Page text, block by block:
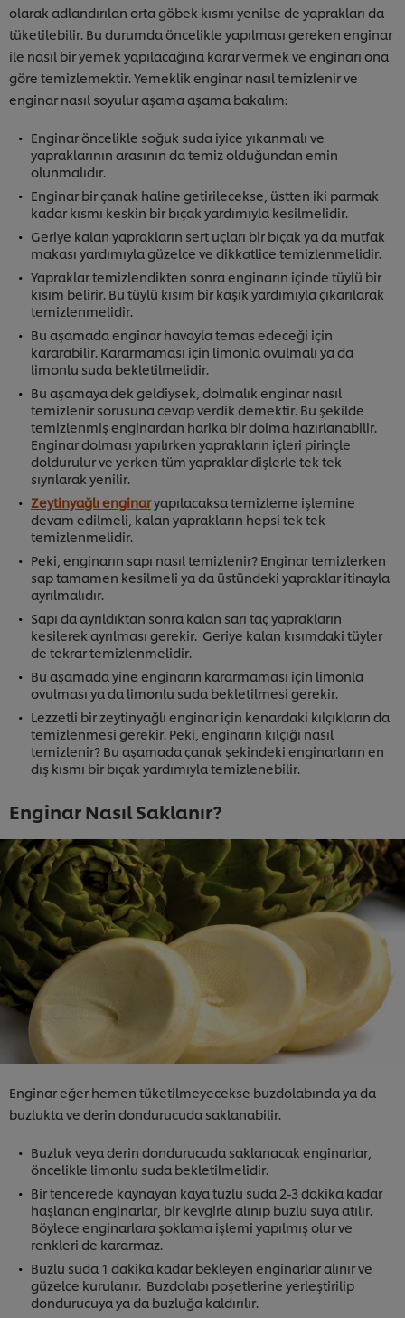
olarak adlandırılan orta göbek kısmı yenilse de yaprakları da
tüketilebilir. Bu durumda öncelikle yapılması gereken enginar
ile nasıl bir yemek yapılacağına karar vermek ve enginarı ona
göre temizlemektir. Yemeklik enginar nasıl temizlenir ve
enginar nasıl soyulur aşama aşama bakalım:
Enginar öncelikle soğuk suda iyice yıkanmalı ve
yapraklarının arasının da temiz olduğundan emin
olunmalıdır.
Enginar bir çanak haline getirilecekse, üstten iki parmak
kadar kısmı keskin bir bıçak yardımıyla kesilmelidir.
Geriye kalan yaprakların sert uçları bir bıçak ya da mutfak
makası yardımıyla güzelce ve dikkatlice temizlenmelidir.
Yapraklar temizlendikten sonra enginarın içinde tüylü bir
kısım belirir. Bu tüylü kısım bir kaşık yardımıyla çıkarılarak
temizlenmelidir.
Bu aşamada enginar havayla temas edeceği için
kararabilir. Kararmaması için limonla ovulmalı ya da
limonlu suda bekletilmelidir.
Bu aşamaya dek geldiysek, dolmalık enginar nasıl
temizlenir sorusuna cevap verdik demektir. Bu şekilde
temizlenmiş enginardan harika bir dolma hazırlanabilir.
Enginar dolması yapılırken yaprakların içleri pirinçle
doldurulur ve yerken tüm yapraklar dişlerle tek tek
sıyrılarak yenilir.
Zeytinyağlı enginaryapılacaksa temizleme işlemine
devam edilmeli, kalan yaprakların hepsi tek tek
temizlenmelidir.
Peki, enginarın sapı nasıl temizlenir? Enginar temizlerken
sap tamamen kesilmeli ya da üstündeki yapraklar itinayla
ayrılmalıdır.
Sapı da ayrıldıktan sonra kalan sarı taç yaprakların
kesilerek ayrılması gerekir. Geriye kalan kısımdaki tüyler
de tekrar temizlenmelidir.
Bu aşamada yine enginarın kararmaması için limonla
ovulması ya da limonlu suda bekletilmesi gerekir.
Lezzetli bir zeytinyağlı enginar için kenardaki kılçıkların da
temizlenmesi gerekir. Peki, enginarın kılçığı nasıl
temizlenir? Bu aşamada çanak şekindeki enginarların en
dış kısmı bir bıçak yardımıyla temizlenebilir.
Enginar Nasıl Saklanır?
Enginar eğer hemen tüketilmeyecekse buzdolabında ya da
buzlukta ve derin dondurucuda saklanabilir.
Buzluk veya derin dondurucuda saklanacak enginarlar,
öncelikle limonlu suda bekletilmelidir.
Bir tencerede kaynayan kaya tuzlu suda 2-3 dakika kadar
haşlanan enginarlar, bir kevgirle alınıp buzlu suya atılır.
Böylece enginarlara şoklama işlemi yapılmış olur ve
renkleri de kararmaz.
Buzlu suda 1 dakika kadar bekleyen enginarlar alınır ve
güzelce kurulanır. Buzdolabı poşetlerine yerleştirilip
dondurucuya ya da buzluğa kaldırılır.